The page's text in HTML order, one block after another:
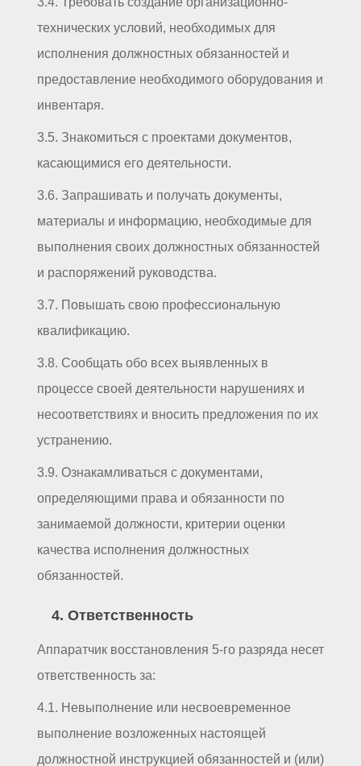
технических условий, необходимых для
исполнения должностных обязанностей и
предоставление необходимого оборудования и
инвентаря.
3.5. Знакомиться с проектами документов,
касающимися его деятельности.
3.6. Запрашивать и получать документы,
материалы и информацию, необходимые для
выполнения своих должностных обязанностей
и распоряжений руководства.
3.7. Повышать свою профессиональную
квалификацию.
3.8. Сообщать обо всех выявленных в
процессе своей деятельности нарушениях и
несоответствиях и вносить предложения по их
устранению.
3.9. Ознакамливаться с документами,
определяющими права и обязанности по
занимаемой должности, критерии оценки
качества исполнения должностных
обязанностей.
4. Ответственность
Аппаратчик восстановления 5-го разряда несет
ответственность за:
4.1. Невыполнение или несвоевременное
выполнение возложенных настоящей
должностной инструкцией обязанностей и (или)